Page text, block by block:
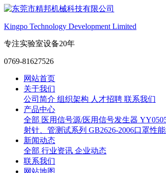
Kingpo Technology Development Limited
专注实验室设备20年
0769-81627526
网站首页
关于我们
公司简介 组织架构 人才招聘 联系我们
产品中心
全部 医用信号源/医用信号发生器
射针、管测试系列 GB2626-2006口罩性
新闻动态
全部 行业资讯 企业动态
联系我们
网站地图